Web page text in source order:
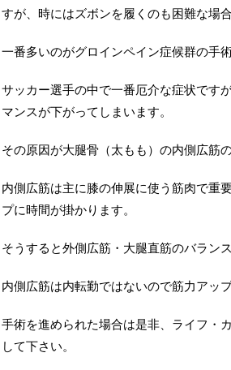
すが、時にはズボンを履くのも困難な場合
一番多いのがグロインペイン症候群の手
サッカー選手の中で一番厄介な症状です
マンスが下がってしまいます。
その原因が大腿骨（太もも）の内側広筋
内側広筋は主に膝の伸展に使う筋肉で重
プに時間が掛かります。
そうすると外側広筋・大腿直筋のバラン
内側広筋は内転勤ではないので筋力アッ
手術を進められた場合は是非、ライフ・
して下さい。